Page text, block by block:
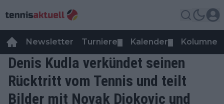
Newsletter Turniere Kalender Kolumnen
Denis Kudla verkündet seinen
Rücktritt vom Tennis und teilt
Bilder mit Novak Djokovic und